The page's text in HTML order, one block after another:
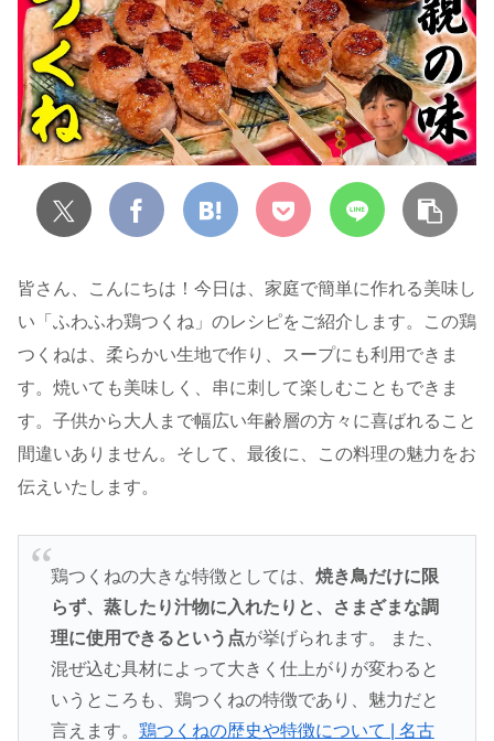
皆さん、こんにちは！今日は、家庭で簡単に作れる美味し
い「ふわふわ鶏つくね」のレシピをご紹介します。この鶏
つくねは、柔らかい生地で作り、スープにも利用できま
す。焼いても美味しく、串に刺して楽しむこともできま
す。子供から大人まで幅広い年齢層の方々に喜ばれること
間違いありません。そして、最後に、この料理の魅力をお
伝えいたします。
鶏つくねの大きな特徴としては、 焼き鳥だけに限
らず、蒸したり汁物に入れたりと、さまざまな調
理に使用できるという点が挙げられます。 また、
混ぜ込む具材によって大きく仕上がりが変わると
いうところも、鶏つくねの特徴であり、魅力だと
言えます。 鶏つくねの歴史や特徴について | 名古